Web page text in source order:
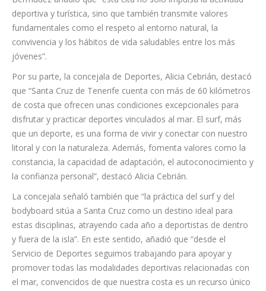
nuestra costa de Anaga”.
Bermúdez añadió que “esta cita no solo impulsa la actividad
deportiva y turística, sino que también transmite valores
fundamentales como el respeto al entorno natural, la
convivencia y los hábitos de vida saludables entre los más
jóvenes”.
Por su parte, la concejala de Deportes, Alicia Cebrián, destacó
que “Santa Cruz de Tenerife cuenta con más de 60 kilómetros
de costa que ofrecen unas condiciones excepcionales para
disfrutar y practicar deportes vinculados al mar. El surf, más
que un deporte, es una forma de vivir y conectar con nuestro
litoral y con la naturaleza. Además, fomenta valores como la
constancia, la capacidad de adaptación, el autoconocimiento y
la confianza personal”, destacó Alicia Cebrián.
La concejala señaló también que “la práctica del surf y del
bodyboard sitúa a Santa Cruz como un destino ideal para
estas disciplinas, atrayendo cada año a deportistas de dentro
y fuera de la isla”. En este sentido, añadió que “desde el
Servicio de Deportes seguimos trabajando para apoyar y